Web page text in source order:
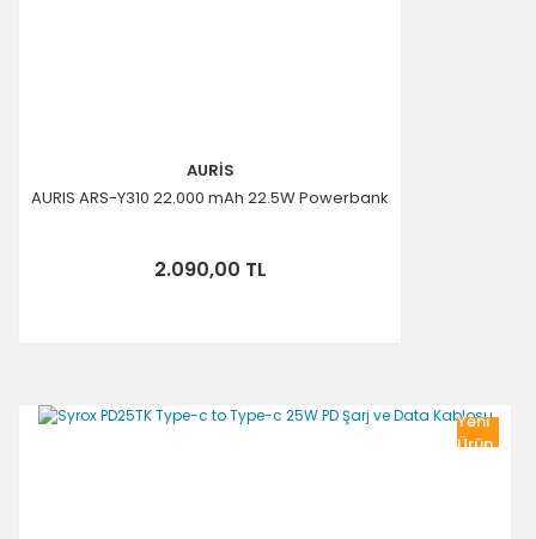
AURİS
AURIS ARS-Y310 22.000 mAh 22.5W Powerbank
2.090,00 TL
Yeni
Ürün